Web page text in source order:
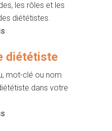
les rôles et les
diététistes.
diététiste
mot-clé ou nom
dans votre